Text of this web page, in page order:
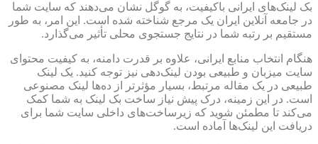
بک لینک‌های ایرانی باکیفیت، به گوگل نشان می‌دهند که سایت شما
در جامعه آنلاین ایران یک مرجع شناخته شده است. این امر، به طور
مستقیم بر رتبه شما در نتایج جستجوی محلی تأثیر می‌گذارد.
هنگام انتخاب منابع ایرانی، علاوه بر قدرت دامنه، به کیفیت محتوای
سایت میزبان و طبیعی بودن لینک‌دهی نیز توجه کنید. یک لینک
طبیعی در یک مقاله مرتبط، بسیار مؤثرتر از ده‌ها لینک مصنوعی
است. در این زمینه، درک پیش نیاز ساخت بک لینک به شما کمک
می‌کند تا مطمئن شوید که زیرساخت‌های داخلی سایت شما برای
دریافت این لینک‌ها آماده است.